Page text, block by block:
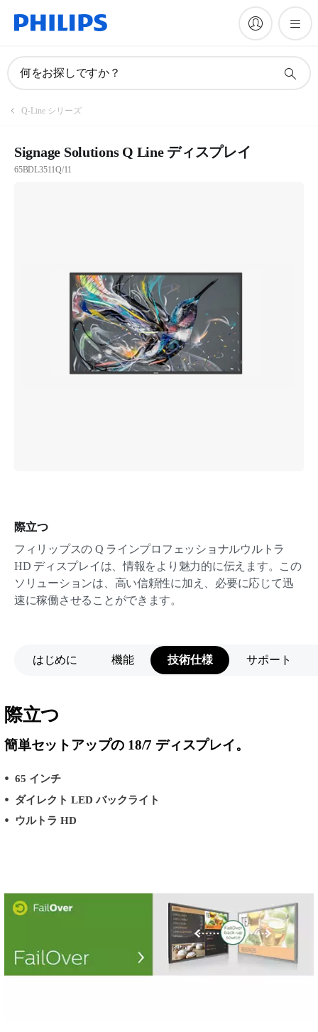
何をお探しですか？
Q-Line シリーズ
Signage Solutions Q Line ディスプレイ
65BDL3511Q/11
際立つ
フィリップスの Q ラインプロフェッショナルウルトラ
HD ディスプレイは、情報をより魅力的に伝えます。この
ソリューションは、高い信頼性に加え、必要に応じて迅
速に稼働させることができます。
はじめに 機能 技術仕様 サポート
際立つ
簡単セットアップの 18/7 ディスプレイ。
65 インチ
ダイレクト LED バックライト
ウルトラ HD